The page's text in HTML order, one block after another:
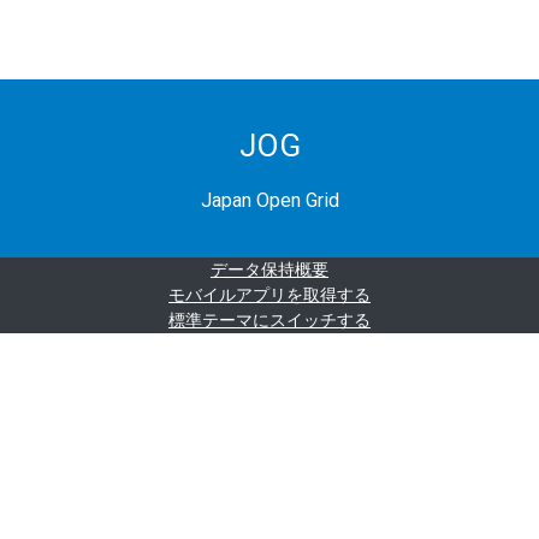
JOG
Japan Open Grid
データ保持概要
モバイルアプリを取得する
標準テーマにスイッチする